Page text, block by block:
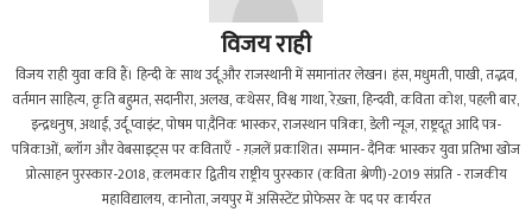
विजय राही
विजय राही युवा कवि हैं। हिन्दी के साथ उर्दू और राजस्थानी में समानांतर लेखन। हंस, मधुमती, पाखी, तद्भव,
वर्तमान साहित्य, कृति बहुमत, सदानीरा, अलख, कथेसर, विश्व गाथा, रेख़्ता, हिन्दवी, कविता कोश, पहली बार,
इन्द्रधनुष, अथाई, उर्दू प्वाइंट, पोषम पा,दैनिक भास्कर, राजस्थान पत्रिका, डेली न्यूज, राष्ट्रदूत आदि पत्र-
पत्रिकाओं, ब्लॉग और वेबसाइट्स पर कविताएँ - ग़ज़लें प्रकाशित। सम्मान- दैनिक भास्कर युवा प्रतिभा खोज
प्रोत्साहन पुरस्कार-2018, क़लमकार द्वितीय राष्ट्रीय पुरस्कार (कविता श्रेणी)-2019 संप्रति - राजकीय
महाविद्यालय, कानोता, जयपुर में असिस्टेंट प्रोफेसर के पद पर कार्यरत